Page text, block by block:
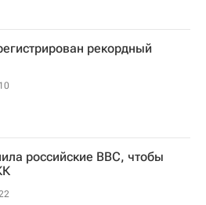
рекордный
10
российские ВВС, чтобы